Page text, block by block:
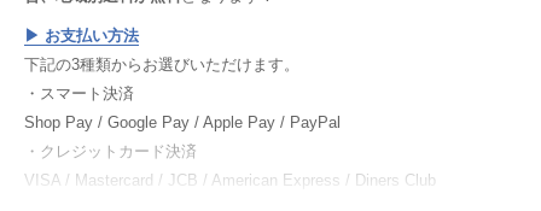
▶︎ お支払い方法
下記の3種類からお選びいただけます。
・スマート決済
Shop Pay / Google Pay / Apple Pay / PayPal
・クレジットカード決済
VISA / Mastercard / JCB / American Express / Diners Club